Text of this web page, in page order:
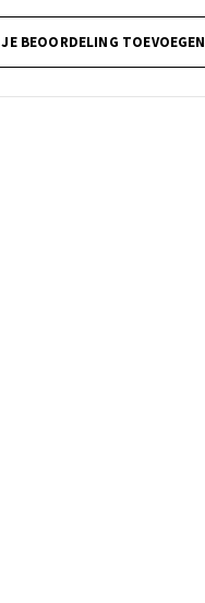
JE BEOORDELING TOEVOEGEN